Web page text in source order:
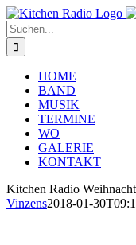
Zum
Inhalt
springen
Suche
nach:
HOME
BAND
MUSIK
TERMINE
WO
GALERIE
KONTAKT
Kitchen Radio
Vinzens2018-01-